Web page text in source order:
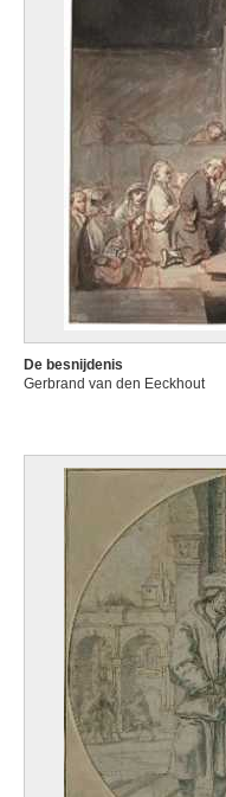
De besnijdenis
Gerbrand van den Eeckhout